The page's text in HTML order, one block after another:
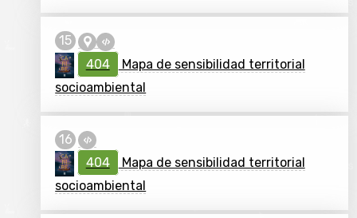
404
Mapa de sensibilidad territorial
socioambiental
404
Mapa de sensibilidad territorial
socioambiental